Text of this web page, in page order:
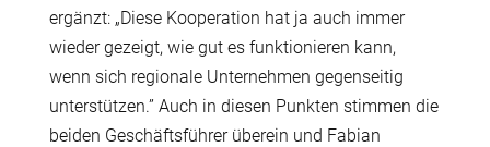
ergänzt: „Diese Kooperation hat ja auch immer
wieder gezeigt, wie gut es funktionieren kann,
wenn sich regionale Unternehmen gegenseitig
unterstützen.” Auch in diesen Punkten stimmen die
beiden Geschäftsführer überein und Fabian